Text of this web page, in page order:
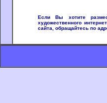
Если Вы хотите
художественного
сайта, обращайтесь по